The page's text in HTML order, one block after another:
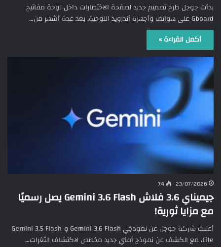
بدأت جوجل طرح تصميم جديد لصفحة الاختصارات داخل لوحة مفاتيح
Gboard على هواتف وأجهزة أندرويد اللوحية، بعد عدة أشهر من…
أكمل القراءة »
23/07/2026
74
جيميناي 3.6 فلاش Gemini 3.6 Flash يصل رسميًا
مع مزايا ثورية!
أعلنت شركة جوجل عن نموذجَي Gemini 3.6 Flash وGemini 3.5 Flash-
Lite، مع الكشف عن نموذج أمني جديد مخصص لاكتشاف الثغرات…